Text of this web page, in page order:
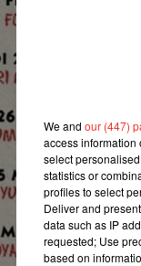
We and our (447)
access information
select
statistics or
profiles to select
Deliver and
data such as IP
requested; Use
based on